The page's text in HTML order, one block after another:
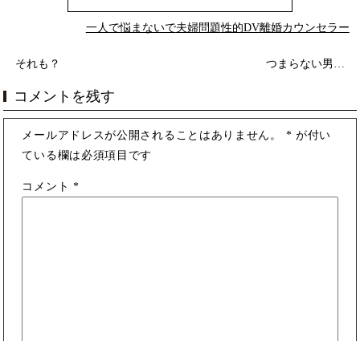
一人で悩まないで夫婦問題性的DV離婚カウンセラー
それも？ つまらない男…
コメントを残す
メールアドレスが公開されることはありません。 * が付い
ている欄は必須項目です
コメント *